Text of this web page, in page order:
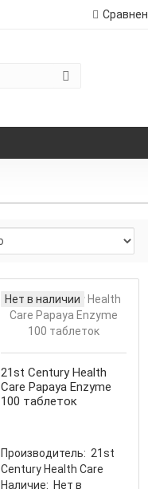
Нет в наличии
21st Century Health
Care Papaya Enzyme
100 таблеток
Производитель: 21st
Century Health Care
Наличие: Нет в